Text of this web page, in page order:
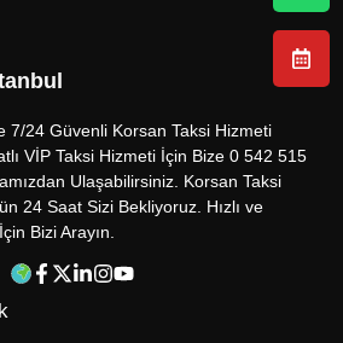
7/24 Güvenli Korsan Taksi Hizmeti
VİP Taksi Hizmeti İçin Bize 0 542 515
Ulaşabilirsiniz. Korsan Taksi
24 Saat Sizi Bekliyoruz. Hızlı ve
Bizi Arayın.